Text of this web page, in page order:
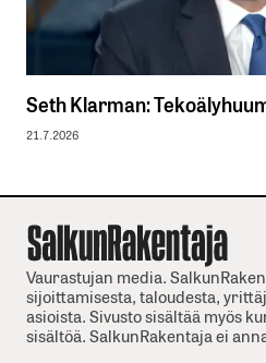
Seth Klarman:
21.7.2026
Vaurastujan media.
sijoittamisesta, taloudesta,
asioista. Sivusto sisältää myös
sisältöä. SalkunRakentaja ei